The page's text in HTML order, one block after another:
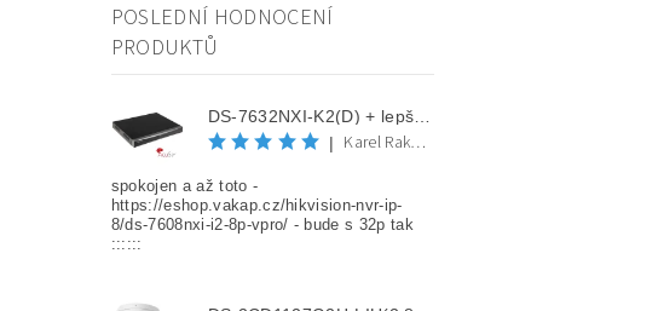
POSLEDNÍ HODNOCENÍ
PRODUKTŮ
|
Karel Rakovec
spokojen a až toto -
https://eshop.vakap.cz/hikvision-nvr-ip-
8/ds-7608nxi-i2-8p-vpro/ - bude s 32p tak
::::::